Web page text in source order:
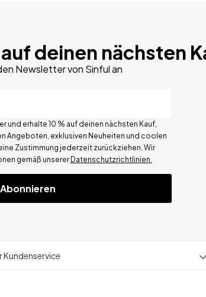
deinen nächsten
Newsletter von Sinful an
und erhalte 10 % auf deinen nächsten Kauf,
Angeboten, exklusiven Neuheiten und coolen
Zustimmung jederzeit zurückziehen. Wir
gemäß unserer Datenschutzrichtlinien.
Abonnieren
Kundenservice